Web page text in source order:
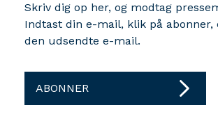
Skriv dig op her, og modtag
Indtast din e-mail, klik på
den udsendte e-mail.
ABONNER